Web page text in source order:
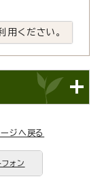
用ください。
ージへ戻る
フォン